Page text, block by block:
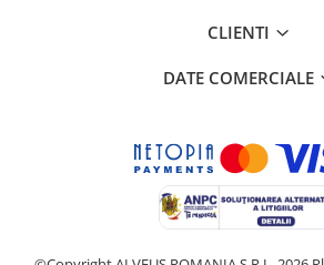
CLIENTI
DATE COMERCIALE